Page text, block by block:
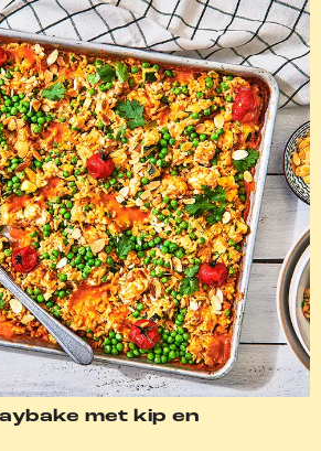
met kip en